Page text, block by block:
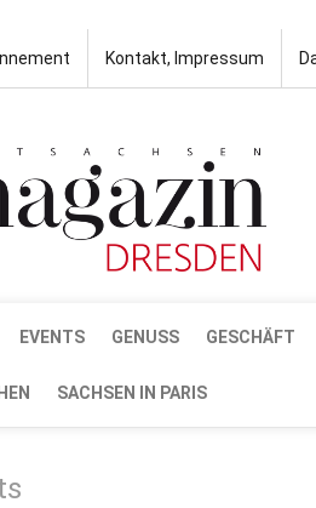
Kontakt, Impressum
EVENTS GENUSS GESCHÄFT
SACHSEN IN PARIS